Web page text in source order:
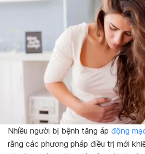
Nhiều người bị bệnh tăng áp động
rằng các phương pháp điều trị mới